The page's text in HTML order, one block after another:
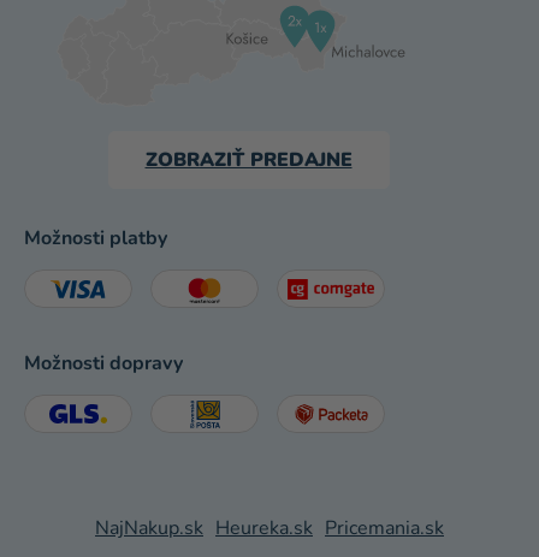
ZOBRAZIŤ PREDAJNE
Možnosti platby
Možnosti dopravy
NajNakup.sk Heureka.sk Pricemania.sk